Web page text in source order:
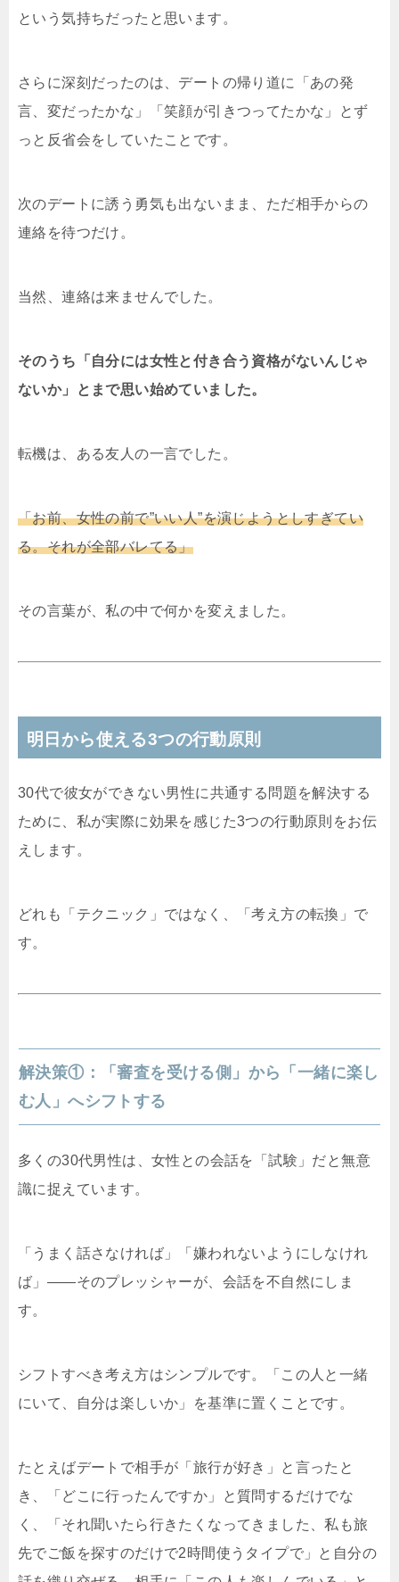
という気持ちだったと思います。
さらに深刻だったのは、デートの帰り道に「あの発
言、変だったかな」「笑顔が引きつってたかな」とず
っと反省会をしていたことです。
次のデートに誘う勇気も出ないまま、ただ相手からの
連絡を待つだけ。
当然、連絡は来ませんでした。
そのうち「自分には女性と付き合う資格がないんじゃ
ないか」とまで思い始めていました。
転機は、ある友人の一言でした。
「お前、女性の前で”いい人”を演じようとしすぎてい
る。それが全部バレてる」
その言葉が、私の中で何かを変えました。
明日から使える3つの行動原則
30代で彼女ができない男性に共通する問題を解決する
ために、私が実際に効果を感じた3つの行動原則をお伝
えします。
どれも「テクニック」ではなく、「考え方の転換」で
す。
解決策①：「審査を受ける側」から「一緒に楽し
む人」へシフトする
多くの30代男性は、女性との会話を「試験」だと無意
識に捉えています。
「うまく話さなければ」「嫌われないようにしなけれ
ば」——そのプレッシャーが、会話を不自然にしま
す。
シフトすべき考え方はシンプルです。「この人と一緒
にいて、自分は楽しいか」を基準に置くことです。
たとえばデートで相手が「旅行が好き」と言ったと
き、「どこに行ったんですか」と質問するだけでな
く、「それ聞いたら行きたくなってきました、私も旅
先でご飯を探すのだけで2時間使うタイプで」と自分の